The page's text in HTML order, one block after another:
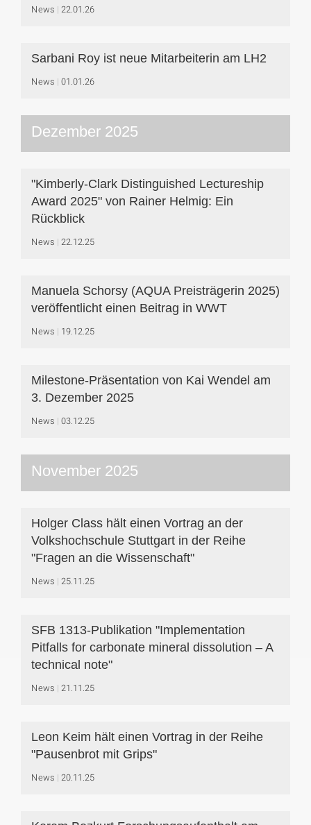
News 22.01.26
Sarbani Roy ist neue Mitarbeiterin am LH2
News 01.01.26
Dezember 2025
"Kimberly-Clark Distinguished Lectureship
Award 2025" von Rainer Helmig: Ein
Rückblick
News 22.12.25
Manuela Schorsy (AQUA Preisträgerin 2025)
veröffentlicht einen Beitrag in WWT
News 19.12.25
Milestone-Präsentation von Kai Wendel am
3. Dezember 2025
News 03.12.25
November 2025
Holger Class hält einen Vortrag an der
Volkshochschule Stuttgart in der Reihe
"Fragen an die Wissenschaft"
News 25.11.25
SFB 1313-Publikation "Implementation
Pitfalls for carbonate mineral dissolution – A
technical note"
News 21.11.25
Leon Keim hält einen Vortrag in der Reihe
"Pausenbrot mit Grips"
News 20.11.25